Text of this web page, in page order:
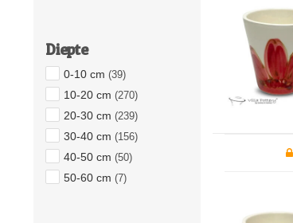
Diepte
0-10 cm (39)
10-20 cm (270)
20-30 cm (239)
30-40 cm (156)
40-50 cm (50)
50-60 cm (7)